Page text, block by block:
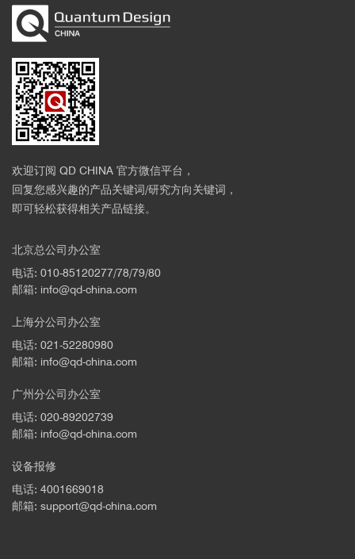
欢迎订阅 QD CHINA 官方微信平台，
回复您感兴趣的产品关键词/研究方向关键词，
即可轻松获得相关产品链接。
北京总公司办公室
电话: 010-85120277/78/79/80
邮箱: info@qd-china.com
上海分公司办公室
电话: 021-52280980
邮箱: info@qd-china.com
广州分公司办公室
电话: 020-89202739
邮箱: info@qd-china.com
设备报修
电话: 4001669018
邮箱: support@qd-china.com